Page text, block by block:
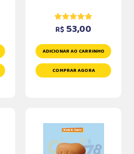
R$ 53,00
ADICIONAR AO CARRINHO
COMPRAR AGORA